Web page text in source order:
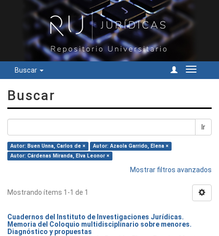
Buscar
Cambiar
Buscar
Ir
Autor: Buen Unna, Carlos de ×
Autor: Azaola Garrido, Elena ×
Autor: Cárdenas Miranda, Elva Leonor ×
Mostrar filtros avanzados
Mostrando ítems 1-1 de 1
Cuadernos del Instituto de Investigaciones Jurídicas.
Memoria del Coloquio multidisciplinario sobre menores.
Diagnóstico y propuestas